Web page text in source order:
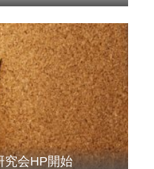
会HP開始